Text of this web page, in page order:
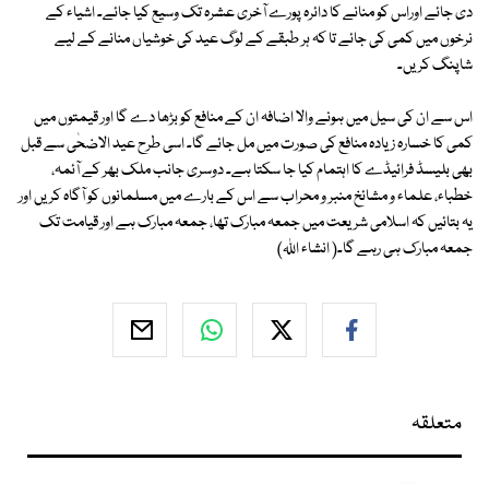
دی جائے اوراس کو منانے کا دائرہ پورے آخری عشرہ تک وسیع کیا جائے۔ اشیاء کے
نرخوں میں کمی کی جائے تا کہ ہر طبقے کے لوگ عید کی خوشیاں منانے کے لیے
شاپنگ کریں۔
اس سے ان کی سیل میں ہونے والا اضافہ ان کے منافع کو بڑھا دے گا اور قیمتوں میں
کمی کا خسارہ زیادہ منافع کی صورت میں مل جائے گا۔ اسی طرح عید الاضحٰی سے قبل
بھی بلیسڈ فرائیڈے کا اہتمام کیا جا سکتا ہے۔ دوسری جانب ملک بھر کے آئمہ،
خطباء، علماء و مشائخ منبر و محراب سے اس کے بارے میں مسلمانوں کو آگاہ کریں اور
یہ بتائیں کہ اسلامی شریعت میں جمعہ مبارک تھا، جمعہ مبارک ہے اور قیامت تک
جمعہ مبارک ہی رہے گا۔( انشاء اﷲ)
متعلقہ